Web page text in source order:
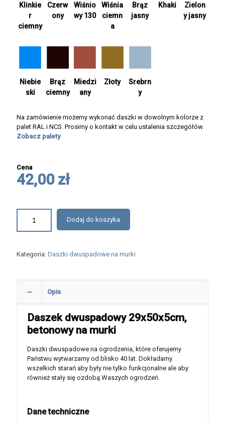
Klinkie
r
ciemny
Czerw
ony
Wiśnio
wy 130
Wiśnia
ciemn
a
Brąz
jasny
Khaki
Zielon
y jasny
Niebie
ski
Brąz
ciemny
Miedzi
any
Złoty
Srebrn
y
Na zamówienie możemy wykonać daszki w dowolnym kolorze z
palet RAL i NCS. Prosimy o kontakt w celu ustalenia szczegółów.
Zobacz palety
Cena
42,00 zł
Dodaj do koszyka
Kategoria: Daszki dwuspadowe na murki
Opis
Daszek dwuspadowy 29x50x5cm,
betonowy na murki
Daszki dwuspadowe na ogrodzenia, które oferujemy
Państwu wytwarzamy od blisko 40 lat. Dokładamy
wszelkich starań aby były nie tylko funkcjonalne ale aby
również stały się ozdobą Waszych ogrodzeń.
Dane techniczne